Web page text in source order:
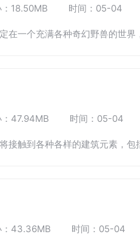
：18.50MB 时间：05-04
在一个充满各种奇幻野兽的世界
：47.94MB 时间：05-04
接触到各种各样的建筑元素，包
：43.36MB 时间：05-04